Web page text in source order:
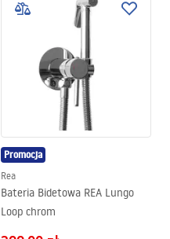
Promocja
Rea
Bateria Bidetowa REA Lungo
Loop chrom